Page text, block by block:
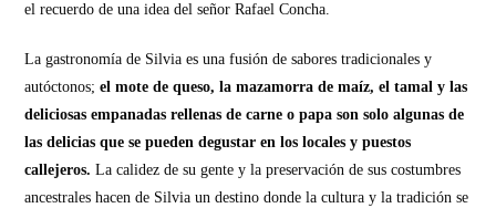
el recuerdo de una idea del señor Rafael Concha.
La gastronomía de Silvia es una fusión de sabores tradicionales y
autóctonos;el mote de queso, la mazamorra de maíz, el tamal y las
deliciosas empanadas rellenas de carne o papa son solo algunas de
las delicias que se pueden degustar en los locales y puestos
callejeros. La calidez de su gente y la preservación de sus costumbres
ancestrales hacen de Silvia un destino donde la cultura y la tradición se